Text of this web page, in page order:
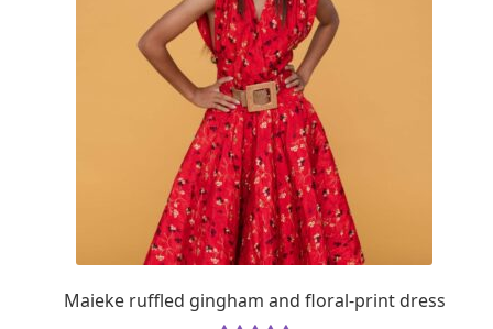
Maieke ruffled gingham and floral-print dress